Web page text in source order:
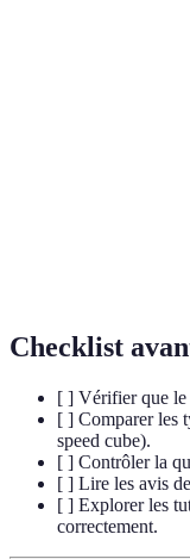
Checklist
[ ] Vérifier que le
[ ] Comparer les
speed cube).
[ ] Contrôler la
[ ] Lire les avis
[ ] Explorer les
correctement.